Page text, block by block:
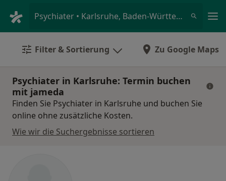
Psychiater • Karlsruhe, Baden-Württemberg
Filter & Sortierung Zu Google Maps
Psychiater in Karlsruhe: Termin buchen
mit jameda
Finden Sie Psychiater in Karlsruhe und buchen Sie
online ohne zusätzliche Kosten.
Wie wir die Suchergebnisse sortieren